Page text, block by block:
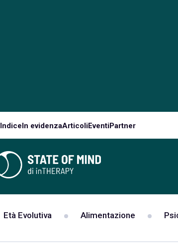
IndiceIn evidenzaArticoliEventiPartner
Età Evolutiva Alimentazione